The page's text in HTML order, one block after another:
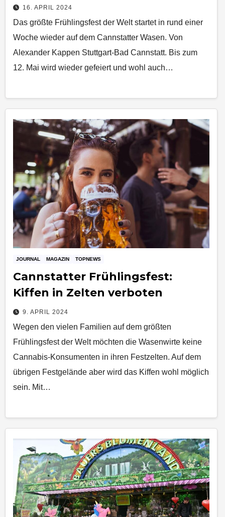
16. APRIL 2024
Das größte Frühlingsfest der Welt startet in rund einer
Woche wieder auf dem Cannstatter Wasen. Von
Alexander Kappen Stuttgart-Bad Cannstatt. Bis zum
12. Mai wird wieder gefeiert und wohl auch…
JOURNAL MAGAZIN TOPNEWS
Cannstatter Frühlingsfest:
Kiffen in Zelten verboten
9. APRIL 2024
Wegen den vielen Familien auf dem größten
Frühlingsfest der Welt möchten die Wasenwirte keine
Cannabis-Konsumenten in ihren Festzelten. Auf dem
übrigen Festgelände aber wird das Kiffen wohl möglich
sein. Mit…